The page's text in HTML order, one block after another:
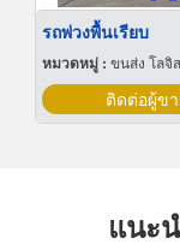
รถพ่วงพื้นเรียบ
หมวดหมู่ : ขนส่ง โลจิ
ติดต่อผู้ข
แนะ